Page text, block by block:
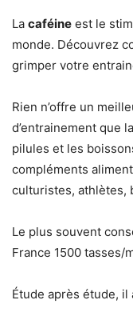
La caféine est le
monde. Découvrez
grimper votre
Rien n’offre un
d’entrainement que
pilules et les
compléments
culturistes, athlètes,
Le plus souvent
France 1500 tasses/
Étude après étude,